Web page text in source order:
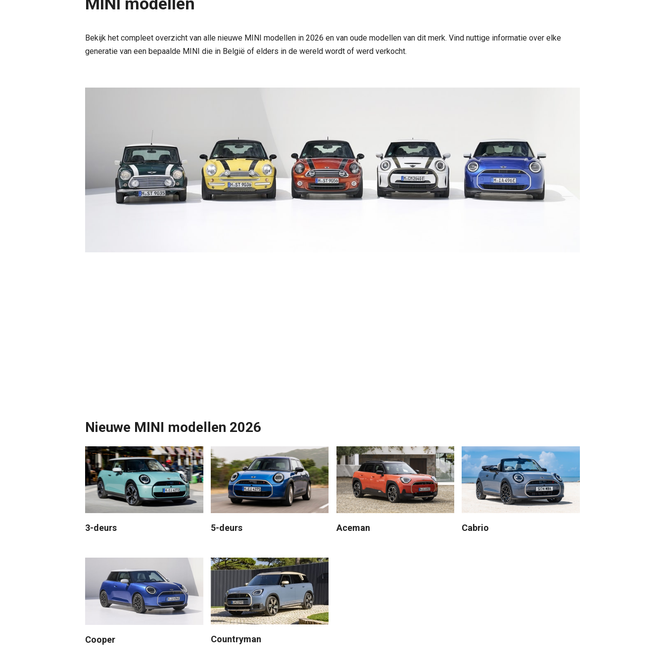
Bekijk het compleet overzicht van alle nieuwe MINI modellen in 2026 en van oude modellen van dit merk. Vind nuttige informatie over elke
generatie van een bepaalde MINI die in België of elders in de wereld wordt of werd verkocht.
Nieuwe MINI modellen 2026
3-deurs 5-deurs Aceman Cabrio
Cooper Countryman